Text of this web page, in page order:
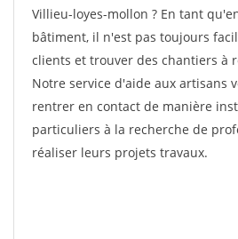
Villieu-loyes-mollon ? En tant
bâtiment, il n'est pas toujours
clients et trouver des chantiers à
Notre service d'aide aux artisans
rentrer en contact de manière
particuliers à la recherche de
réaliser leurs projets travaux.